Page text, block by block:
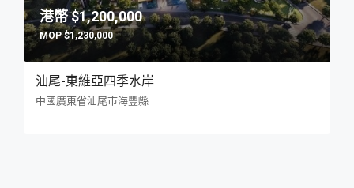
$1,200,000
$1,230,000
汕尾-東維亞四季水岸
中國廣東省汕尾市海豐縣